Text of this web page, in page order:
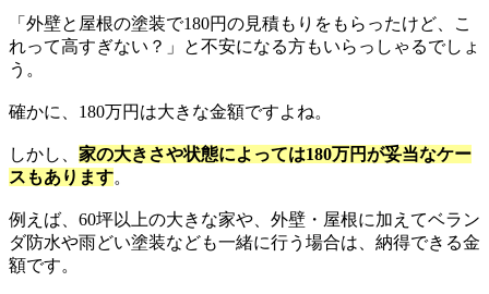
「外壁と屋根の塗装で180円の見積もりをもらったけど、こ
れって高すぎない？」と不安になる方もいらっしゃるでしょ
う。
確かに、 180万円は大きな金額ですよね。
しかし、 家の大きさや状態によっては180万円が妥当なケー
スもあります。
例えば、 60坪以上の大きな家や、外壁・屋根に加えてベラン
ダ防水や雨どい塗装なども一緒に行う場合は、納得できる金
額です。